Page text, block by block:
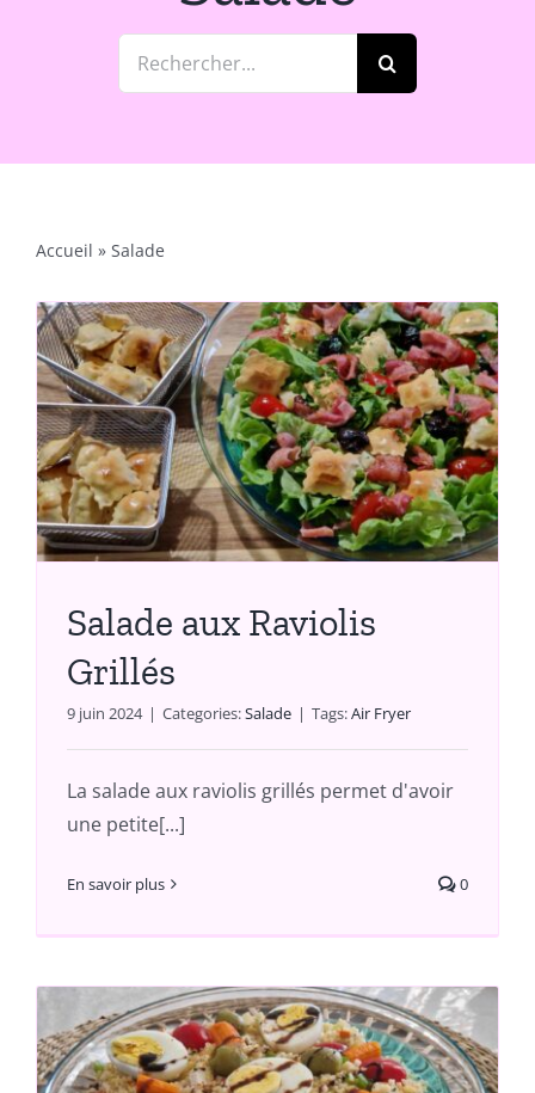
Rechercher:
Accueil » Salade
Salade aux Raviolis
Grillés
9 juin 2024 | Categories:Salade | Tags:Air Fryer
La salade aux raviolis grillés permet d'avoir
une petite[...]
En savoir plus 0